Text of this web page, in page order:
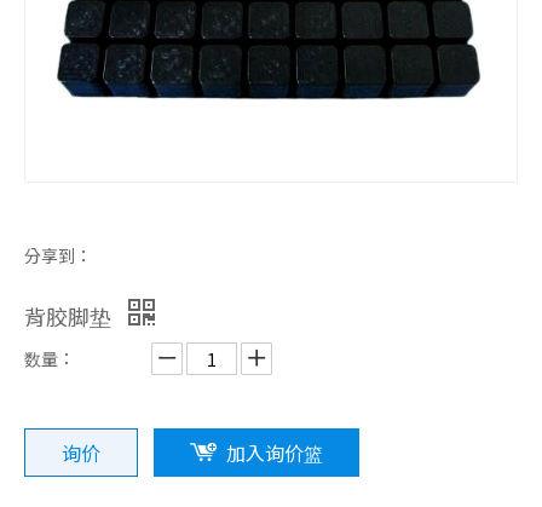
分享到：
背胶脚垫
数量：
询价 加入询价篮